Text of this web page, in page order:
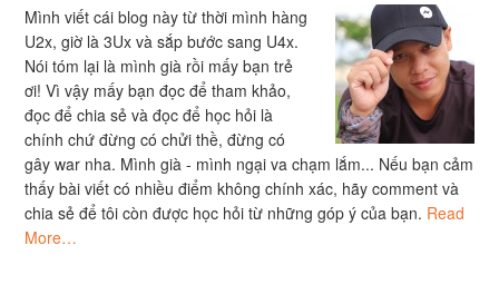
Mình viết cái blog này từ thời mình hàng
U2x, giờ là 3Ux và sắp bước sang U4x.
Nói tóm lại là mình già rồi mấy bạn trẻ
ơi! Vì vậy mấy bạn đọc để tham khảo,
đọc để chia sẻ và đọc để học hỏi là
chính chứ đừng có chửi thề, đừng có
gây war nha. Mình già - mình ngại va chạm lắm... Nếu bạn cảm
thấy bài viết có nhiều điểm không chính xác, hãy comment và
chia sẻ để tôi còn được học hỏi từ những góp ý của bạn. Read
More…